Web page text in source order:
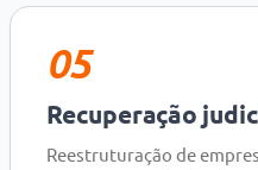
05
Recuperação
Reestruturação de